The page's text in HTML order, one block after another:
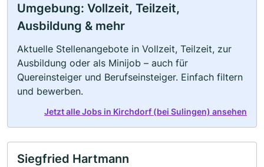
Umgebung: Vollzeit, Teilzeit,
Ausbildung & mehr
Aktuelle Stellenangebote in Vollzeit, Teilzeit, zur
Ausbildung oder als Minijob – auch für
Quereinsteiger und Berufseinsteiger. Einfach filtern
und bewerben.
Jetzt alle Jobs in Kirchdorf (bei Sulingen) ansehen
Siegfried Hartmann